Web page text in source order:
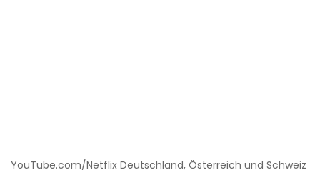
YouTube.com/Netflix Deutschland, Österreich und Schweiz